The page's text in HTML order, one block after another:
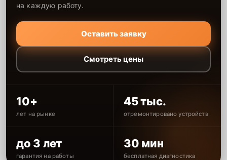
на каждую работу.
Оставить заявку
Смотреть цены
10+
лет на рынке
45 тыс.
отремонтировано устройств
до 3 лет
гарантия на работы
30 мин
бесплатная диагностика